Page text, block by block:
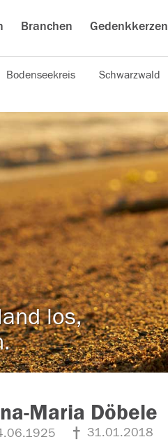
Branchen Gedenkkerzen
Bodenseekreis Schwarzwald
los,
Maria Döbele
31.01.2018